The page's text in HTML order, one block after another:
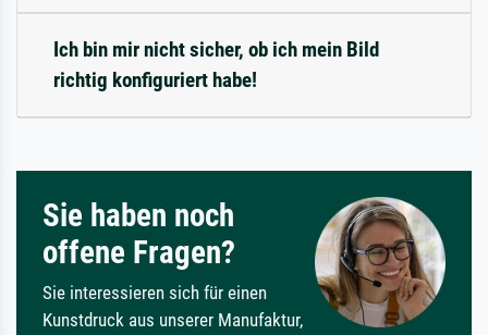
Ich bin mir nicht sicher, ob ich mein Bild
richtig konfiguriert habe!
Sie haben noch
offene Fragen?
Sie interessieren sich für einen
Kunstdruck aus unserer Manufaktur,